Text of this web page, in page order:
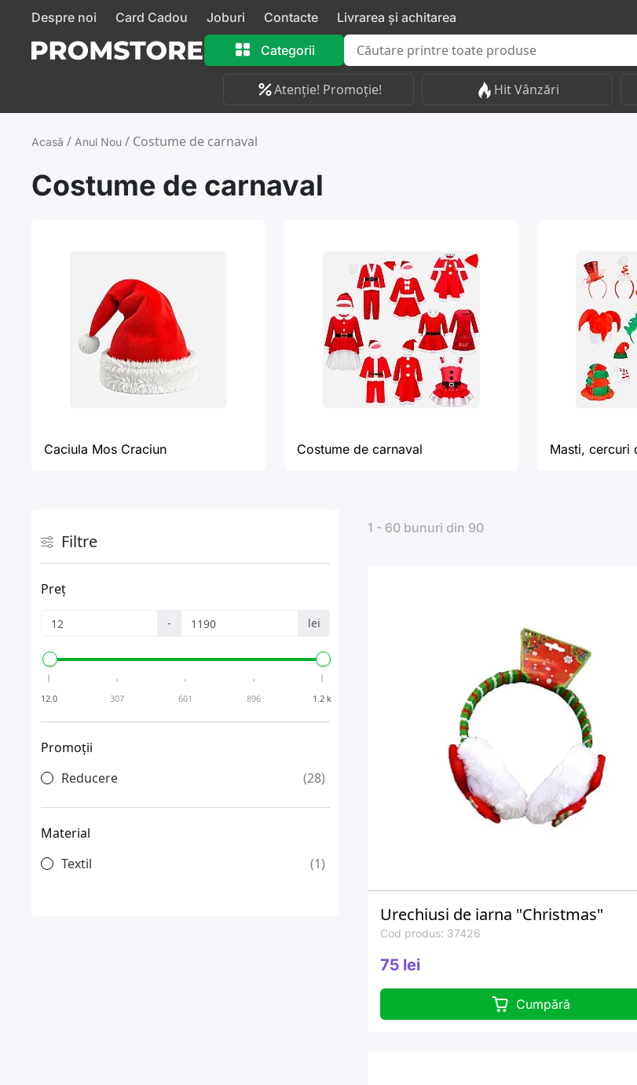
Despre noi Card Cadou Joburi Contacte Livrarea și achitarea
Categorii
Atenție! Promoție! Hit Vânzări
Acasă / Anul Nou / Costume de carnaval
Costume de carnaval
Caciula Mos Craciun Costume de carnaval Masti, cercuri
Filtre
Preț
- lei
12.0 307 601 896 1.2 k
Promoții
Reducere
28
Material
Textil
1
1 - 60 bunuri din 90
Urechiusi de iarna "Christmas"
Cod produs: 37426
75 lei
Cumpără